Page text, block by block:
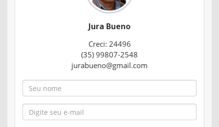
Jura Bueno
Creci: 24496
(35) 99807-2548
jurabueno@gmail.com